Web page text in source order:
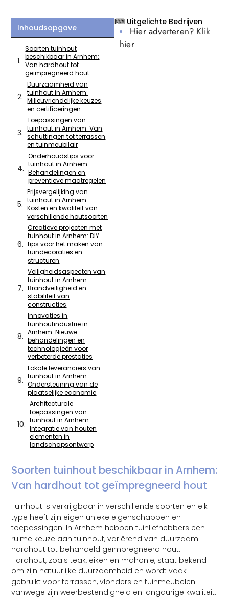
Inhoudsopgave
Soorten tuinhout
beschikbaar in Arnhem:
Van hardhout tot
geïmpregneerd hout
Duurzaamheid van
tuinhout in Arnhem:
Milieuvriendelijke keuzes
en certificeringen
Toepassingen van
tuinhout in Arnhem: Van
schuttingen tot terrassen
en tuinmeubilair
Onderhoudstips voor
tuinhout in Arnhem:
Behandelingen en
preventieve maatregelen
Prijsvergelijking van
tuinhout in Arnhem:
Kosten en kwaliteit van
verschillende houtsoorten
Creatieve projecten met
tuinhout in Arnhem: DIY-
tips voor het maken van
tuindecoraties en -
structuren
Veiligheidsaspecten van
tuinhout in Arnhem:
Brandveiligheid en
stabiliteit van
constructies
Innovaties in
tuinhoutindustrie in
Arnhem: Nieuwe
behandelingen en
technologieën voor
verbeterde prestaties
Lokale leveranciers van
tuinhout in Arnhem:
Ondersteuning van de
plaatselijke economie
Architecturale
toepassingen van
tuinhout in Arnhem:
Integratie van houten
elementen in
landschapsontwerp
⌨ Uitgelichte Bedrijven
Hier adverteren? Klik
hier
Soorten tuinhout beschikbaar in Arnhem:
Van hardhout tot geïmpregneerd hout
Tuinhout is verkrijgbaar in verschillende soorten en elk
type heeft zijn eigen unieke eigenschappen en
toepassingen. In Arnhem hebben tuinliefhebbers een
ruime keuze aan tuinhout, variërend van duurzaam
hardhout tot behandeld geïmpregneerd hout.
Hardhout, zoals teak, eiken en mahonie, staat bekend
om zijn natuurlijke duurzaamheid en wordt vaak
gebruikt voor terrassen, vlonders en tuinmeubelen
vanwege zijn weerbestendigheid en langdurige kwaliteit.